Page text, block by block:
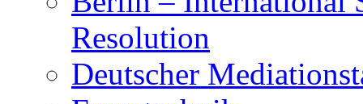
Resolution
Deutscher